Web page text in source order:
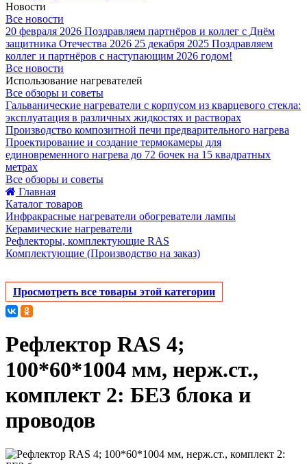
Новости
Все новости
20 февраля 2026 Поздравляем партнёров и коллег с Днём
защитника Отечества 2026 25 декабря 2025 Поздравляем
коллег и партнёров с наступающим 2026 годом!
Все новости
Использование нагревателей
Все обзоры и советы
Гальванические нагреватели с корпусом из кварцевого стекла:
эксплуатация в различных жидкостях и растворах
Производство композитной печи предварительного нагрева
Проектирование и создание термокамеры для
единовременного нагрева до 72 бочек на 15 квадратных
метрах
Все обзоры и советы
Главная
Каталог товаров
Инфракрасные нагреватели обогреватели лампы
Керамические нагреватели
Рефлекторы, комплектующие RAS
Комплектующие (Производство на заказ)
Просмотреть все товары этой категории
Рефлектор RAS 4;
100*60*1004 мм, нерж.ст.,
комплект 2: БЕЗ блока и
проводов